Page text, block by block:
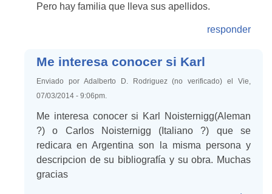
Pero hay familia que lleva sus apellidos.
responder
Me interesa conocer si Karl
Enviado por Adalberto D. Rodriguez (no verificado) el Vie,
07/03/2014 - 9:06pm.
Me interesa conocer si Karl Noisternigg(Aleman
?) o Carlos Noisternigg (Italiano ?) que se
redicara en Argentina son la misma persona y
descripcion de su bibliografía y su obra. Muchas
gracias